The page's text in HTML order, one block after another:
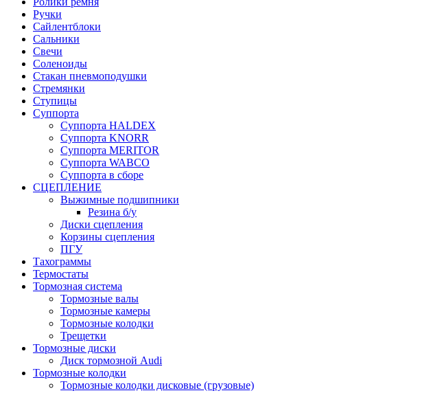
Ручки
Сайлентблоки
Сальники
Свечи
Соленоиды
Стакан пневмоподушки
Стремянки
Ступицы
Суппорта
Суппорта HALDEX
Суппорта KNORR
Суппорта MERITOR
Суппорта WABCO
Суппорта в сборе
СЦЕПЛЕНИЕ
Выжимные подшипники
Резина б/у
Диски сцепления
Корзины сцепления
ПГУ
Тахограммы
Термостаты
Тормозная система
Тормозные валы
Тормозные камеры
Тормозные колодки
Трещетки
Тормозные диски
Диск тормозной Audi
Тормозные колодки
Тормозные колодки дисковые (грузовые)